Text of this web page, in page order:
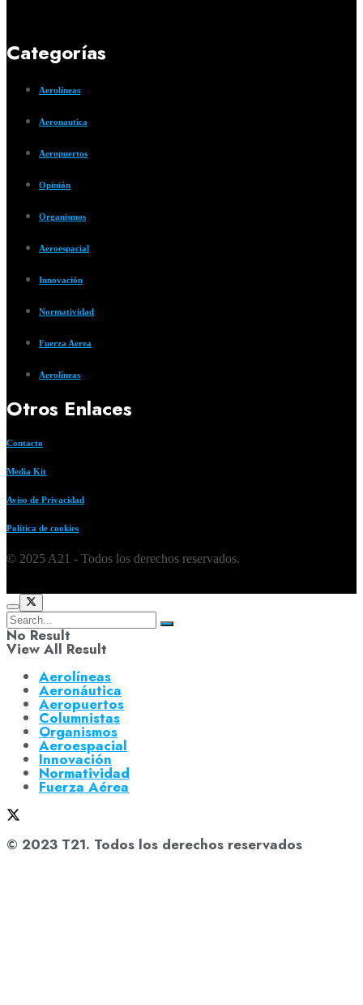
Categorías
Aerolíneas
Aeronautica
Aeropuertos
Opinión
Organismos
Aeroespacial
Innovación
Normatividad
Fuerza Aerea
Aerolíneas
Otros Enlaces
Contacto
Media Kit
Aviso de Privacidad
Política de cookies
© 2025 A21 - Todos los derechos reservados.
No Result
View All Result
Aerolíneas
Aeronáutica
Aeropuertos
Columnistas
Organismos
Aeroespacial
Innovación
Normatividad
Fuerza Aérea
© 2023 T21. Todos los derechos reservados